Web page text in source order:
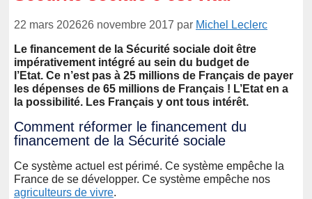
22 mars 202626 novembre 2017 par Michel Leclerc
Le financement de la Sécurité sociale doit être
impérativement intégré au sein du budget de
l’Etat. Ce n’est pas à 25 millions de Français de payer
les dépenses de 65 millions de Français ! L’Etat en a
la possibilité. Les Français y ont tous intérêt.
Comment réformer le financement du
financement de la Sécurité sociale
Ce système actuel est périmé. Ce système empêche la
France de se développer. Ce système empêche nos
agriculteurs de vivre.